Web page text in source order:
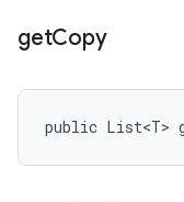
getCopy
public List<T>